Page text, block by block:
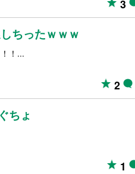
3
ちったｗｗｗ
！...
2
ちょ
1